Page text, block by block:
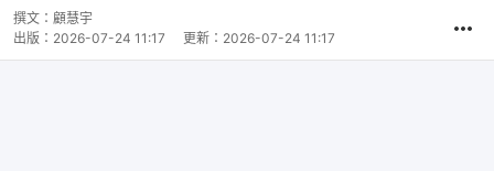
撰文： 顧慧宇
出版： 2026-07-24 11:17 更新： 2026-07-24 11:17